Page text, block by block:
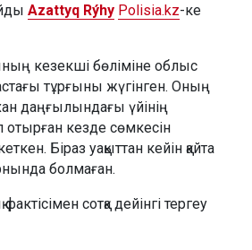
Azattyq Rýhy Polisia.kz-ке
кезекші бөліміне облыс
тұрғыны жүгінген. Оның
даңғылындағы үйінің
кезде сөмкесін
Біраз уақыттан кейін қайта
болмаған.
сотқа дейінгі тергеу